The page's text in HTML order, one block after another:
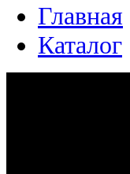
Главная
Каталог